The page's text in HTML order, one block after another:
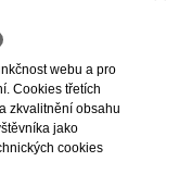
webu a pro
Cookies třetích
zkvalitnění obsahu
jako
cookies